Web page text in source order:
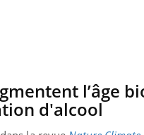
l’âge
d'alcool
2
préparer pour l’été !
L'été arrive… et avec lui,
rythme de vie !